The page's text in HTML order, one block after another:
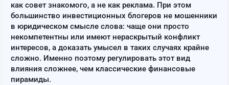
как совет знакомого, а не как реклама. При этом
большинство инвестиционных блогеров не мошенники
в юридическом смысле слова: чаще они просто
некомпетентны или имеют нераскрытый конфликт
интересов, а доказать умысел в таких случаях крайне
сложно. Именно поэтому регулировать этот вид
влияния сложнее, чем классические финансовые
пирамиды.